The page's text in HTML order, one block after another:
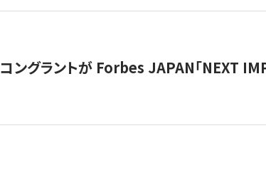
コングラントが Forbes JAPAN「NEXT